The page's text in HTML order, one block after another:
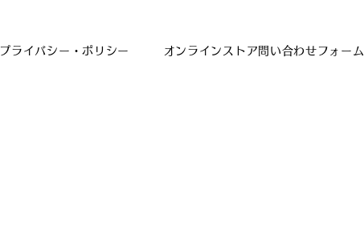
プライバシー・ポリシー オンラインストア問い合わせフォーム